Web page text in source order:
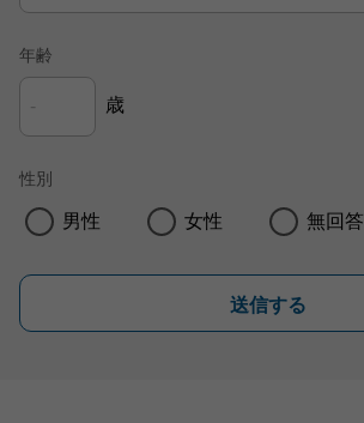
年齢
歳
性別
男性 女性 無回答
送信する